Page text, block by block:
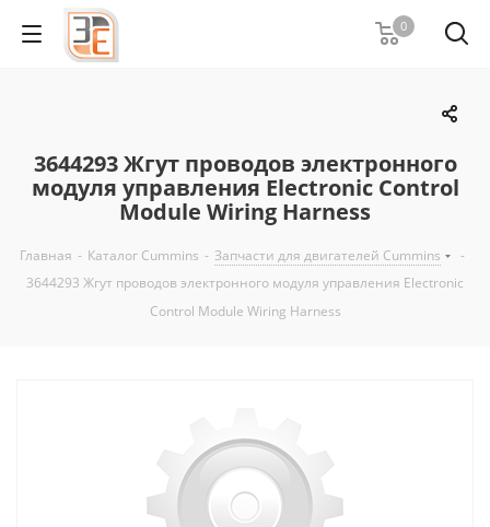
0
3644293 Жгут проводов электронного
модуля управления Electronic Control
Module Wiring Harness
Главная - Каталог Cummins - Запчасти для двигателей Cummins
-
3644293 Жгут проводов электронного модуля управления Electronic
Control Module Wiring Harness